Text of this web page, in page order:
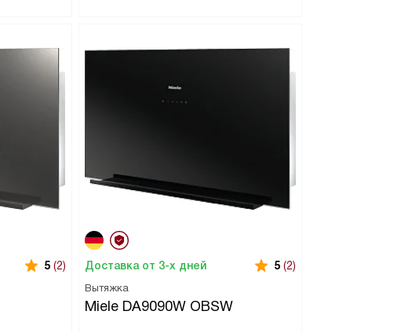
5 (2)
Вытяжка
Miele DA9090W OBSW
Доставка от 3-х дней 5 (2)